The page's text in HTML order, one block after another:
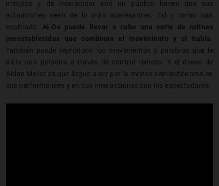
minutos y de interactuar con un público hacen que sus
actuaciones sean de lo más interesantes. Tal y como han
explicado, Ai-Da puede llevar a cabo una serie de rutinas
preestablecidas que combinan el movimiento y el habla
También puede reproducir los movimientos y palabras que le
dicte una persona a través de control remoto. Y el deseo de
Aidan Meller es que llegue a ser por lo menos semiautónoma en
sus performances y en sus interacciones con los espectadores.